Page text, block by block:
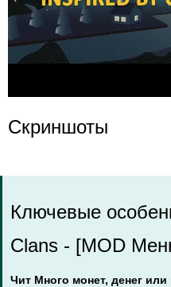
Скриншоты
Ключевые
Clans - [MOD
Чит Много монет, денег или